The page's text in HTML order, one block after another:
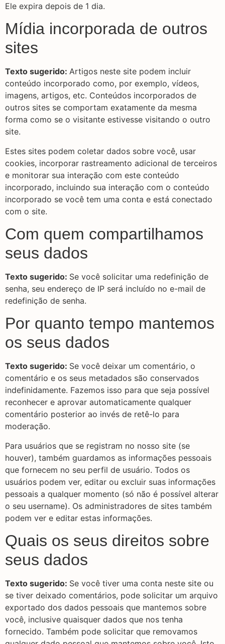
Ele expira depois de 1 dia.
Mídia incorporada de outros
sites
Texto sugerido: Artigos neste site podem incluir
conteúdo incorporado como, por exemplo, vídeos,
imagens, artigos, etc. Conteúdos incorporados de
outros sites se comportam exatamente da mesma
forma como se o visitante estivesse visitando o outro
site.
Estes sites podem coletar dados sobre você, usar
cookies, incorporar rastreamento adicional de terceiros
e monitorar sua interação com este conteúdo
incorporado, incluindo sua interação com o conteúdo
incorporado se você tem uma conta e está conectado
com o site.
Com quem compartilhamos
seus dados
Texto sugerido: Se você solicitar uma redefinição de
senha, seu endereço de IP será incluído no e-mail de
redefinição de senha.
Por quanto tempo mantemos
os seus dados
Texto sugerido: Se você deixar um comentário, o
comentário e os seus metadados são conservados
indefinidamente. Fazemos isso para que seja possível
reconhecer e aprovar automaticamente qualquer
comentário posterior ao invés de retê-lo para
moderação.
Para usuários que se registram no nosso site (se
houver), também guardamos as informações pessoais
que fornecem no seu perfil de usuário. Todos os
usuários podem ver, editar ou excluir suas informações
pessoais a qualquer momento (só não é possível alterar
o seu username). Os administradores de sites também
podem ver e editar estas informações.
Quais os seus direitos sobre
seus dados
Texto sugerido: Se você tiver uma conta neste site ou
se tiver deixado comentários, pode solicitar um arquivo
exportado dos dados pessoais que mantemos sobre
você, inclusive quaisquer dados que nos tenha
fornecido. Também pode solicitar que removamos